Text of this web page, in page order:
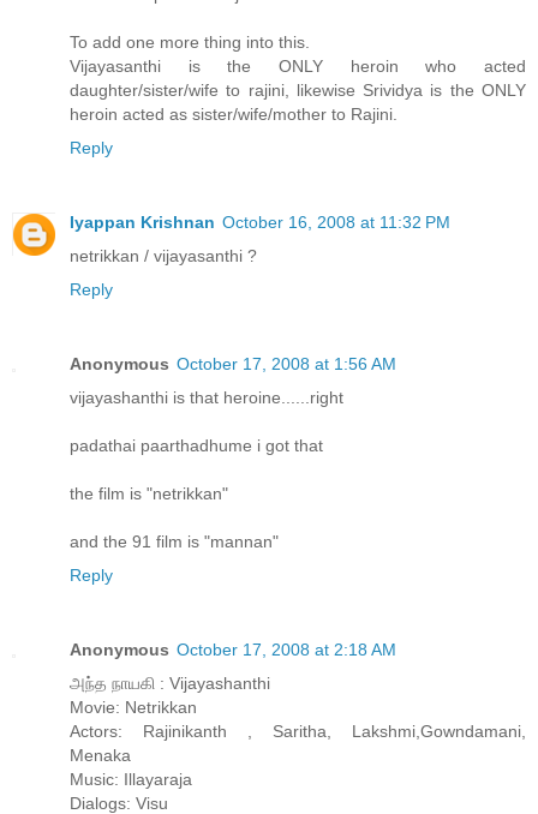
To add one more thing into this.
Vijayasanthi is the ONLY heroin who acted
daughter/sister/wife to rajini, likewise Srividya is the ONLY
heroin acted as sister/wife/mother to Rajini.
Reply
Iyappan Krishnan October 16, 2008 at 11:32 PM
netrikkan / vijayasanthi ?
Reply
Anonymous October 17, 2008 at 1:56 AM
vijayashanthi is that heroine......right
padathai paarthadhume i got that
the film is "netrikkan"
and the 91 film is "mannan"
Reply
Anonymous October 17, 2008 at 2:18 AM
அந்த நாயகி : Vijayashanthi
Movie: Netrikkan
Actors: Rajinikanth , Saritha, Lakshmi,Gowndamani,
Menaka
Music: Illayaraja
Dialogs: Visu